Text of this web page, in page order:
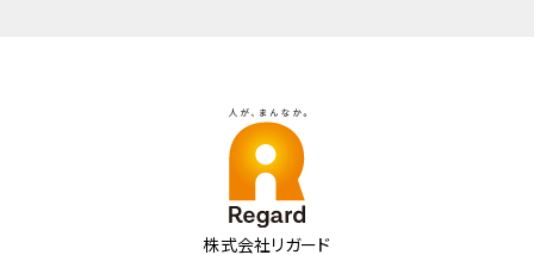
株式会社リガード